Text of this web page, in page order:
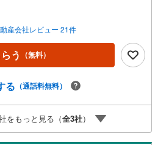
てみたいだけなどでも内覧可能です！
見学ができない場合がございます。お
と」までお問合わせ下さい！■「りある
ポイント！■年中休まず営業中！いつで
営業時間:9:00～21:00上記の時間帯
ります！■【無料送迎】「小さなお子さ
ださい！営業スタッフがご自宅に伺っ
リフォーム相談】資格を持った専門ス
わせてお話をうかがい、お客さまにぴ
産会社レビュー 21件
う （無料）
る （通話料無料）
をもっと見る（全3社）